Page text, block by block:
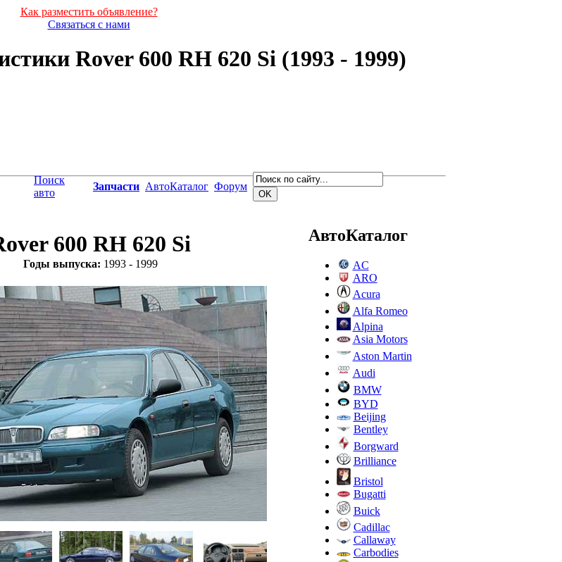
Как разместить объявление?
Связаться с нами
Rover 600 RH 620 Si (1993 - 1999)
Поиск
авто
Запчасти АвтоКаталог Форум
600 RH 620 Si
Годы выпуска: 1993 - 1999
АвтоКаталог
AC
ARO
Acura
Alfa Romeo
Alpina
Asia Motors
Aston Martin
Audi
BMW
BYD
Beijing
Bentley
Borgward
Brilliance
Bristol
Bugatti
Buick
Cadillac
Callaway
Carbodies